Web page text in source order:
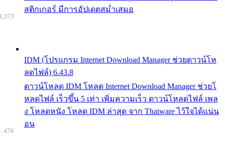
สติกเกอร์ มีการอัปเดตสม่ำเสมอ
IDM (โปรแกรม Internet Download Manager ช่วยดาวน์โห
ลดไฟล์) 6.43.8
ดาวน์โหลด IDM โหลด Internet Download Manager ช่วยโ
หลดไฟล์ เร็วขึ้น 5 เท่า เพิ่มความเร็ว ดาวน์โหลดไฟล์ เพล
ง โหลดหนัง โหลด IDM ล่าสุด จาก Thaiware ไว้ใจได้แน่น
อน
476